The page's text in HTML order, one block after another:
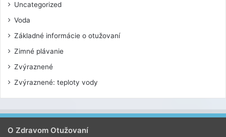
Uncategorized
Voda
Základné informácie o otužovaní
Zimné plávanie
Zvýraznené
Zvýraznené: teploty vody
O Zdravom Otužovaní